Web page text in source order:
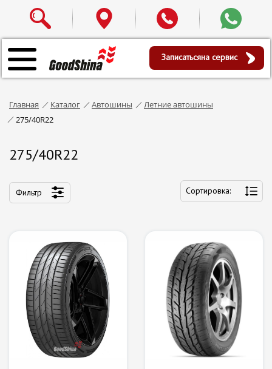
Записатьсяна сервис
Главная Каталог Автошины
Летние автошины
275/40R22
275/40R22
Фильтр Сортировка: